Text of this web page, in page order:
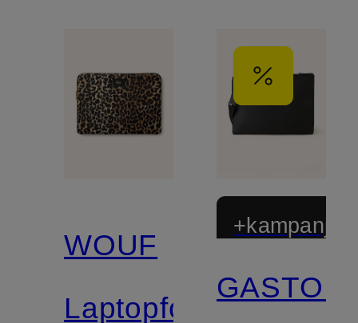
WOUF
Laptopfodral
GASTON